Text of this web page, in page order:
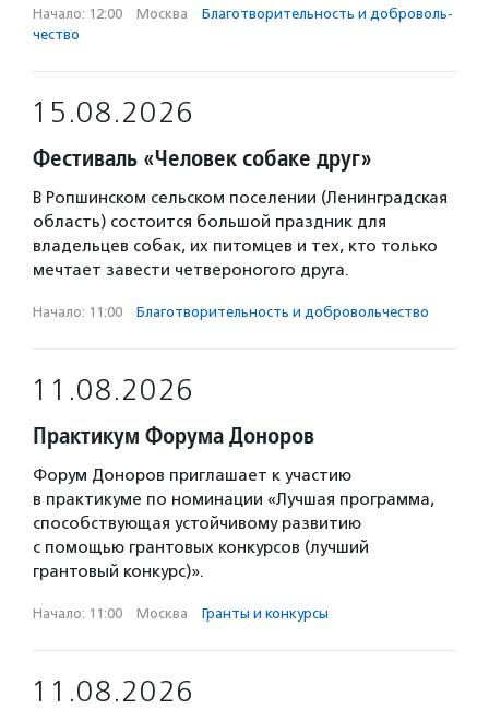
Начало: 12:00 · Москва · Благотвори­тель­ность и доброволь­
чест­во
15.08.2026
Фестиваль «Человек собаке друг»
В Ропшинском сельском поселении (Ленинградская
область) состоится большой праздник для
владельцев собак, их питомцев и тех, кто только
мечтает завести четвероногого друга.
Начало: 11:00 · Благотвори­тель­ность и доброволь­чест­во
11.08.2026
Практикум Форума Доноров
Форум Доноров приглашает к участию
в практикуме по номинации «Лучшая программа,
способствующая устойчивому развитию
с помощью грантовых конкурсов (лучший
грантовый конкурс)».
Начало: 11:00 · Москва · Гранты и конкурсы
11.08.2026